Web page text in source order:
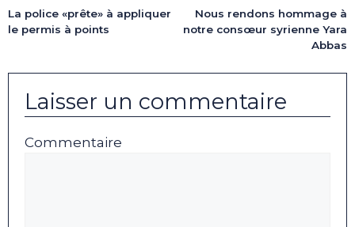
La police «prête» à appliquer
le permis à points
Nous rendons hommage à
notre consœur syrienne Yara
Abbas
Laisser un commentaire
Commentaire